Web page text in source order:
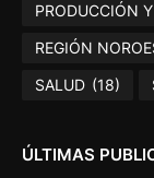
PRODUCCIÓN
REGIÓN
SALUD (18)
ÚLTIMAS